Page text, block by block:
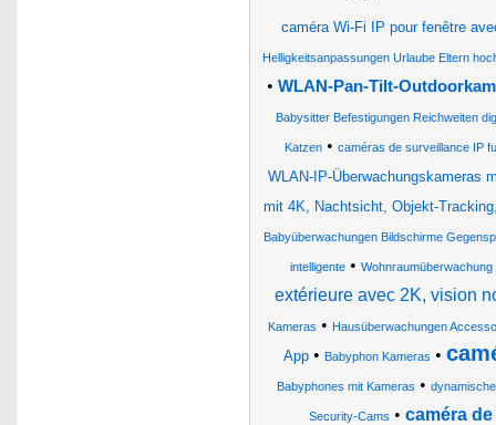
caméra Wi-Fi IP pour fenêtre
Helligkeitsanpassungen Urlaube Eltern
• WLAN-Pan-Tilt-
Babysitter Befestigungen Reichweiten
Katzen • caméras de surveillance IP
WLAN-IP-Überwachungskameras
mit 4K, Nachtsicht, Objekt-
Babyüberwachungen Bildschirme
intelligente•
extérieure avec 2K, vision
Kameras • Hausüberwachungen
App • Babyphon Kameras •
Babyphones mit Kameras •
Security-Cams • caméra